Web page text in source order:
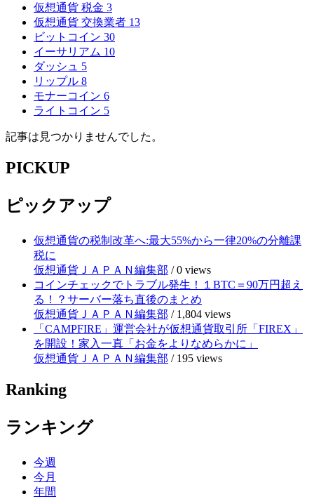
仮想通貨 税金 3
仮想通貨 交換業者 13
ビットコイン 30
イーサリアム 10
ダッシュ 5
リップル 8
モナーコイン 6
ライトコイン 5
記事は見つかりませんでした。
PICKUP
ピックアップ
仮想通貨の税制改革へ:最大55%から一律20%の分離課
税に
仮想通貨ＪＡＰＡＮ編集部 /0 views
コインチェックでトラブル発生！１BTC＝90万円超え
る！？サーバー落ち直後のまとめ
仮想通貨ＪＡＰＡＮ編集部 / 1,804 views
「CAMPFIRE」運営会社が仮想通貨取引所「FIREX」
を開設！家入一真「お金をよりなめらかに」
仮想通貨ＪＡＰＡＮ編集部 / 195 views
Ranking
ランキング
今週
今月
年間